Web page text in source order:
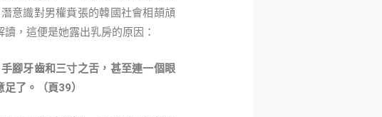
意識對男權賁張的韓國社會相頡頏
，這便是她露出乳房的原因：
腳牙齒和三寸之舌，甚至連一個眼
了。（頁39）